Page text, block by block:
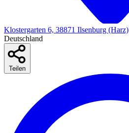
Klostergarten 6, 38871 Ilsenburg (Harz)
Deutschland
Teilen